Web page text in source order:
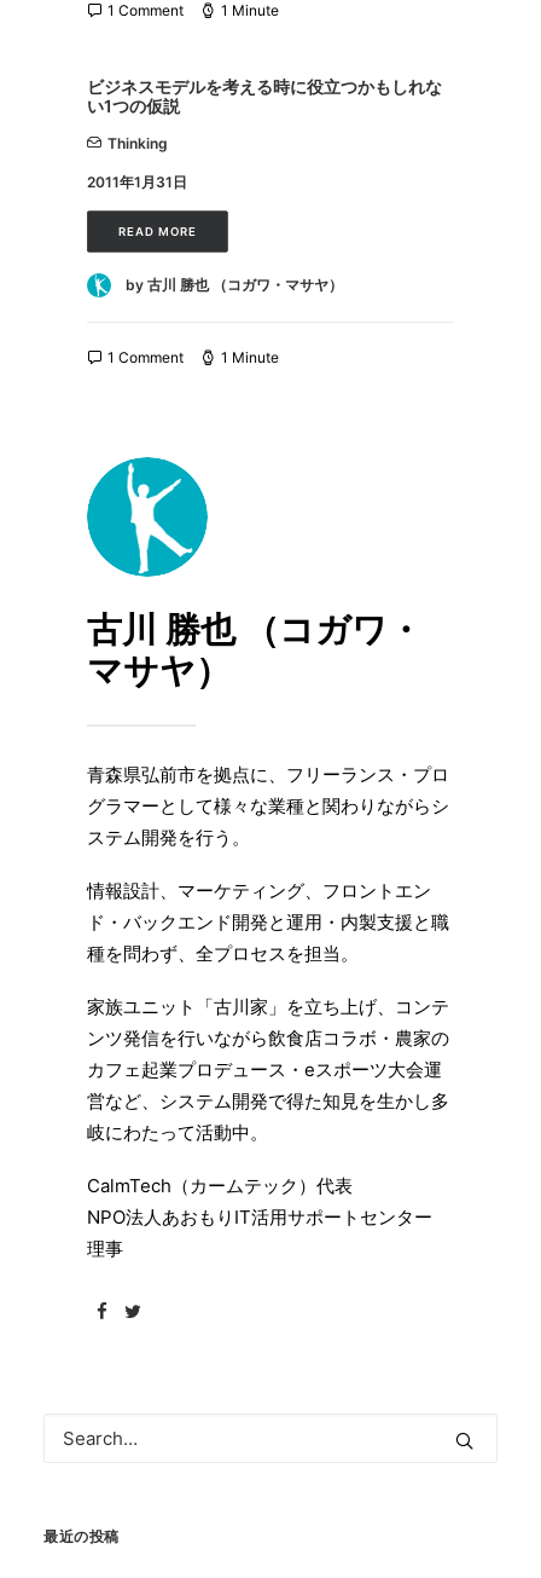
1 Comment 1 Minute
ビジネスモデルを考える時に役立つかもしれな
い1つの仮説
Thinking
2011年1月31日
READ MORE
by 古川 勝也 （コガワ・マサヤ）
1 Comment 1 Minute
古川 勝也 （コガワ・
マサヤ）
⻘森県弘前市を拠点に、フリーランス・プロ
グラマーとして様々な業種と関わりながらシ
ステム開発を⾏う。
情報設計、マーケティング、フロントエン
ド・バックエンド開発と運用・内製支援と職
種を問わず、全プロセスを担当。
家族ユニット「古川家」を⽴ち上げ、コンテ
ンツ発信を行いながら飲食店コラボ・農家の
カフェ起業プロデュース・eスポーツ大会運
営など、システム開発で得た知見を生かし多
岐にわたって活動中。
CalmTech（カームテック）代表
NPO法人あおもりIT活用サポートセンター
理事
最近の投稿